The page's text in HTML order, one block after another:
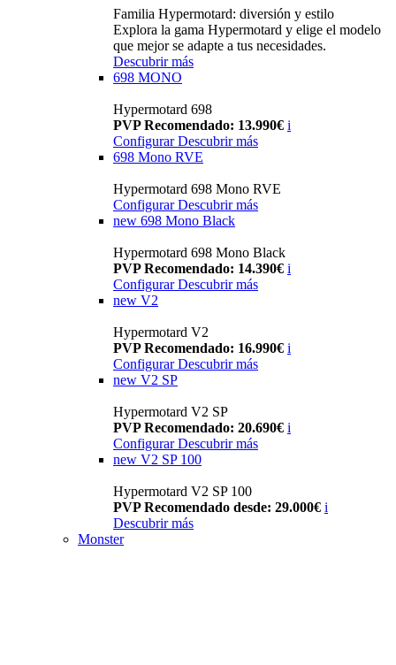
Familia Hypermotard: diversión y estilo
Explora la gama Hypermotard y elige el modelo
que mejor se adapte a tus necesidades.
Descubrir más
698 MONO
Hypermotard 698
PVP Recomendado: 13.990€ i
ConfigurarDescubrir más
698 Mono RVE
Hypermotard 698 Mono RVE
Configurar Descubrir más
new 698 Mono Black
Hypermotard 698 Mono Black
PVP Recomendado: 14.390€ i
Configurar Descubrir más
new V2
Hypermotard V2
PVP Recomendado: 16.990€ i
Configurar Descubrir más
new V2 SP
Hypermotard V2 SP
PVP Recomendado: 20.690€ i
Configurar Descubrir más
new V2 SP 100
Hypermotard V2 SP 100
PVP Recomendado desde: 29.000€ i
Descubrir más
Monster